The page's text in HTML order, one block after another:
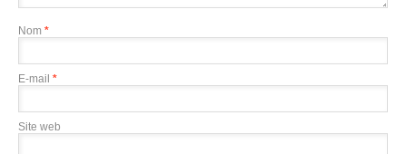
Nom *
E-mail *
Site web